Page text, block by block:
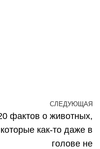
СЛЕДУЮЩАЯ
фактов о животных,
которые как-то даже в
голове не